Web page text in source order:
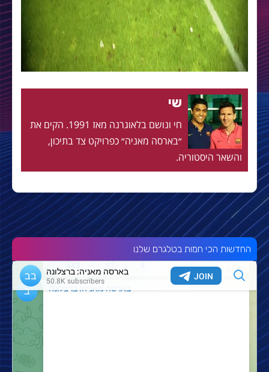
שי
חי ונושם בלאוגרנה מאז 1991. הקים את
״בארסה מאניה״ כפרויקט צד בתיכון,
והשאר היסטוריה.
החדשות הכי חמות בטלגרם שלנו